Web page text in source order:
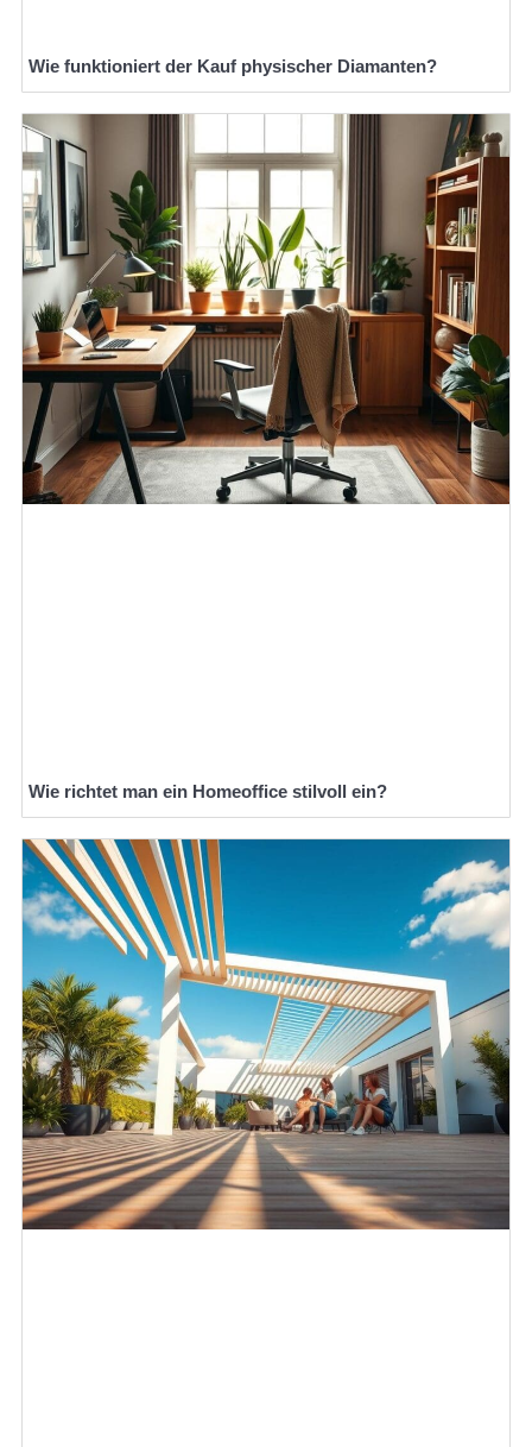
Wie funktioniert der Kauf physischer Diamanten?
Wie richtet man ein Homeoffice stilvoll ein?